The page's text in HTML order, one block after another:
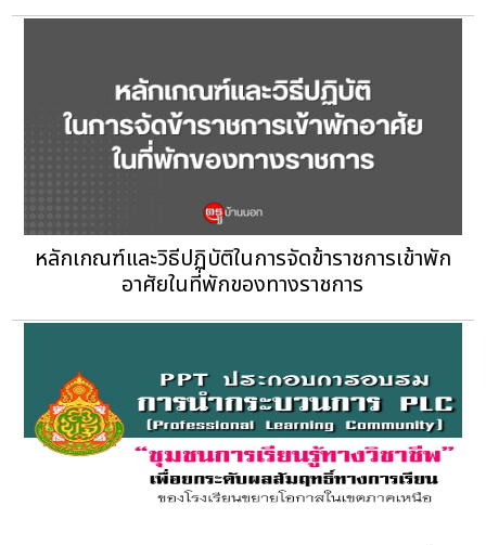
หลักเกณฑ์และวิธีปฏิบัติในการจัดข้าราชการเข้าพัก
อาศัยในที่พักของทางราชการ